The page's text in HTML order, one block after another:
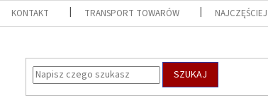
KONTAKT TRANSPORT TOWARÓW
SZUKAJ